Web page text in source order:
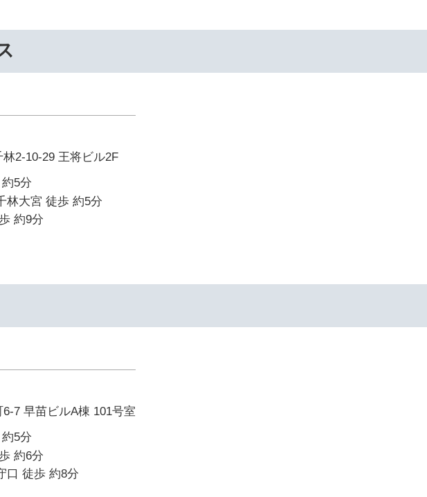
2-10-29 王将ビル2F
5分
林大宮 徒歩 約5分
約9分
7 早苗ビルA棟 101号室
5分
約6分
口 徒歩 約8分